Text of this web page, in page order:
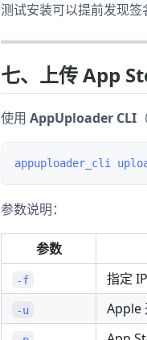
测试安装可以提前发现签
七、上传 App
使用 AppUploader CLI
参数说明：
参数
-f 指定
-u Apple